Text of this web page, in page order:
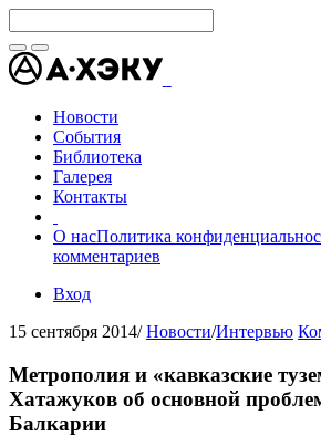
Новости
События
Библиотека
Галерея
Контакты
О насПолитика
комментариев
Вход
15 сентября 2014/ Новости/Интервью
Метрополия и «кавказские
Хатажуков об основной
Балкарии